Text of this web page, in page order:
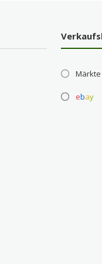
Märkte
ebay